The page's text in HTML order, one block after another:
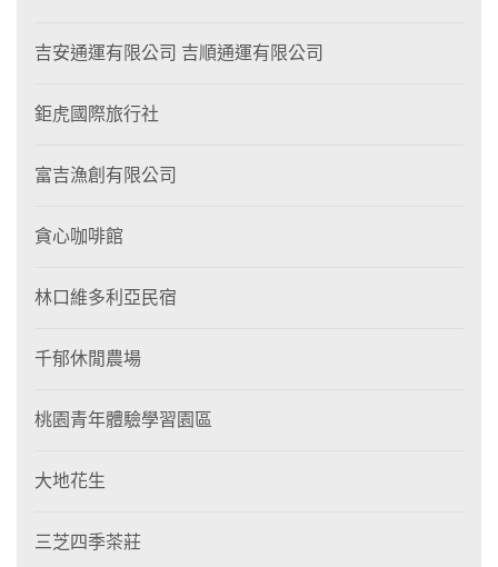
吉安通運有限公司 吉順通運有限公司
鉅虎國際旅行社
富吉漁創有限公司
貪心咖啡館
林口維多利亞民宿
千郁休閒農場
桃園青年體驗學習園區
大地花生
三芝四季茶莊